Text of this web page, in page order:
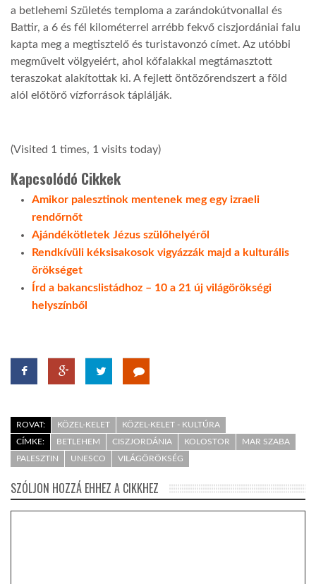
GLOBOBOOK
a betlehemi Születés temploma a zarándokútvonallal és
Battir, a 6 és fél kilométerrel arrébb fekvő ciszjordániai falu
kapta meg a megtisztelő és turistavonzó címet. Az utóbbi
megművelt völgyeiért, ahol kőfalakkal megtámasztott
teraszokat alakítottak ki. A fejlett öntözőrendszert a föld
alól előtörő vízforrások táplálják.
(Visited 1 times, 1 visits today)
Kapcsolódó Cikkek
Amikor palesztinok mentenek meg egy izraeli
rendőrnőt
Ajándékötletek Jézus szülőhelyéről
Rendkívüli kéksisakosok vigyázzák majd a kulturális
örökséget
Írd a bakancslistádhoz – 10 a 21 új világörökségi
helyszínből
ROVAT: KÖZEL-KELET
KÖZEL-KELET - KULTÚRA
CÍMKE:
BETLEHEM CISZJORDÁNIA KOLOSTOR
MAR SZABA
PALESZTIN
UNESCO VILÁGÖRÖKSÉG
SZÓLJON HOZZÁ EHHEZ A CIKKHEZ